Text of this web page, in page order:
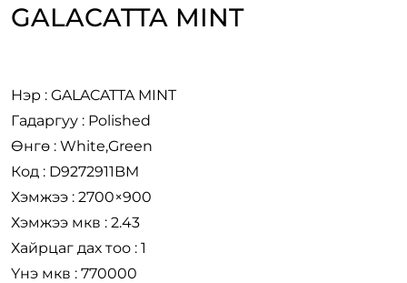
GALACATTA MINT
Нэр : GALACATTA MINT
Гадаргуу : Polished
Өнгө : White,Green
Код : D9272911BM
Хэмжээ : 2700×900
Хэмжээ мкв : 2.43
Хайрцаг дах тоо : 1
Үнэ мкв : 770000